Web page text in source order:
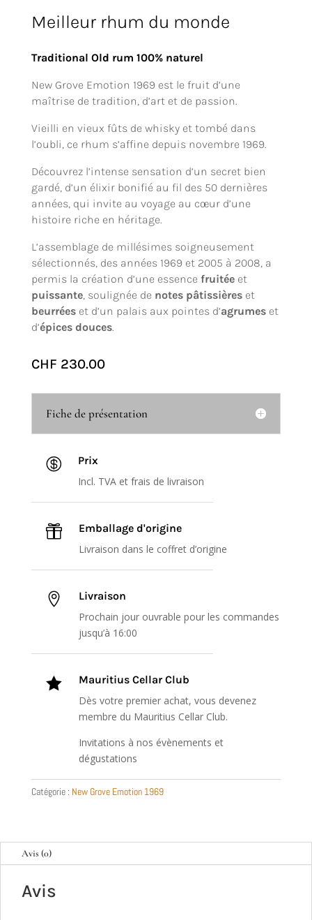
Meilleur rhum du monde
Traditional Old rum 100% naturel
New Grove Emotion 1969 est le fruit d’une
maîtrise de tradition, d’art et de passion.
Vieilli en vieux fûts de whisky et tombé dans
l’oubli, ce rhum s’affine depuis novembre 1969.
Découvrez l’intense sensation d’un secret bien
gardé, d’un élixir bonifié au fil des 50 dernières
années, qui invite au voyage au cœur d’une
histoire riche en héritage.
L’assemblage de millésimes soigneusement
sélectionnés, des années 1969 et 2005 à 2008, a
permis la création d’une essence fruitéeet
puissante, soulignée de notes pâtissièreset
beurréeset d’un palais aux pointes d’agrumeset
d’épices douces.
CHF 230.00
Fiche de présentation

Prix
Incl. TVA et frais de livraison

Emballage d'origine
Livraison dans le coffret d’origine

Livraison
Prochain jour ouvrable pour les commandes
jusqu’à 16:00

Mauritius Cellar Club
Dès votre premier achat, vous devenez
membre du Mauritius Cellar Club.
Invitations à nos évènements et
dégustations
Catégorie : New Grove Emotion 1969
Avis (0)
Avis